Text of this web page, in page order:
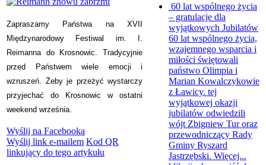
Zapraszamy Państwa na XVII
Międzynarodowy Festiwal im. I.
Reimanna do Krosnowic. Tradycyjnie
przed Państwem wiele emocji i
wzruszeń. Żeby je przeżyć wystarczy
przyjechać do Krosnowic w ostatni
weekend września.
Wyślij na Facebooka
Wyślij link e-mailem Kod QR
linkujący do tego artykułu
60 lat wspólnego życia
– gratulacje dla
wyjątkowych Jubilatów
60 lat wspólnego życia,
wzajemnego wsparcia i
miłości świętowali
państwo Olimpia i
Marian Kowalczykowie
z Ławicy. tej
wyjątkowej okazji
jubilatów odwiedzili
wójt Zbigniew Tur oraz
przewodniczący Rady
Gminy Ryszard
Jastrzębski. Więcej...